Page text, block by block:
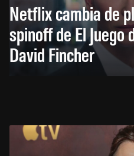
Netflix cambia de
spinoff de El Juego
David Fincher